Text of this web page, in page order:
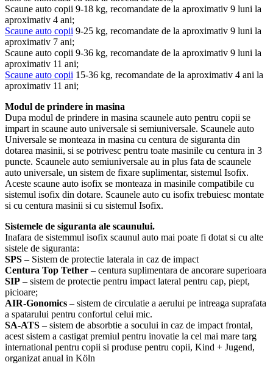
Scaune auto copii 9-18 kg, recomandate de la aproximativ 9 luni la
aproximativ 4 ani;
Scaune auto copii 9-25 kg, recomandate de la aproximativ 9 luni la
aproximativ 7 ani;
Scaune auto copii 9-36 kg, recomandate de la aproximativ 9 luni la
aproximativ 11 ani;
Scaune auto copii 15-36 kg, recomandate de la aproximativ 4 ani la
aproximativ 11 ani;
Modul de prindere in masina
Dupa modul de prindere in masina scaunele auto pentru copii se
impart in scaune auto universale si semiuniversale. Scaunele auto
Universale se monteaza in masina cu centura de siguranta din
dotarea masinii, si se potrivesc pentru toate masinile cu centura in 3
puncte. Scaunele auto semiuniversale au in plus fata de scaunele
auto universale, un sistem de fixare suplimentar, sistemul Isofix.
Aceste scaune auto isofix se monteaza in masinile compatibile cu
sistemul isofix din dotare. Scaunele auto cu isofix trebuiesc montate
si cu centura masinii si cu sistemul Isofix.
Sistemele de siguranta ale scaunului.
Inafara de sistemmul isofix scaunul auto mai poate fi dotat si cu alte
sistele de siguranta:
SPS – Sistem de protectie laterala in caz de impact
Centura Top Tether – centura suplimentara de ancorare superioara
SIP – sistem de protectie pentru impact lateral pentru cap, piept,
picioare;
AIR-Gonomics – sistem de circulatie a aerului pe intreaga suprafata
a spatarului pentru confortul celui mic.
SA-ATS – sistem de absorbtie a socului in caz de impact frontal,
acest sistem a castigat premiul pentru inovatie la cel mai mare targ
international pentru copii si produse pentru copii, Kind + Jugend,
organizat anual in Köln